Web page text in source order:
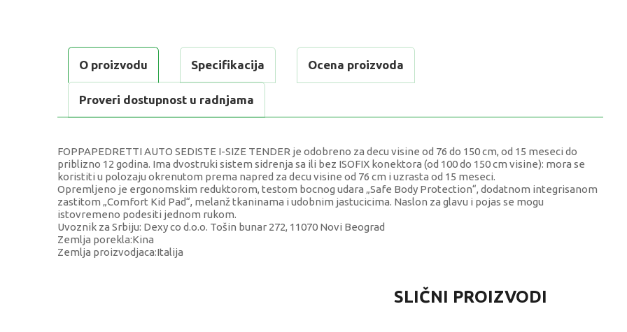
O proizvodu Specifikacija Ocena proizvoda
Proveri dostupnost u radnjama
FOPPAPEDRETTI AUTO SEDISTE I-SIZE TENDER je odobreno za decu visine od 76 do 150 cm, od 15 meseci do
priblizno 12 godina. Ima dvostruki sistem sidrenja sa ili bez ISOFIX konektora (od 100 do 150 cm visine): mora se
koristiti u polozaju okrenutom prema napred za decu visine od 76 cm i uzrasta od 15 meseci.
Opremljeno je ergonomskim reduktorom, testom bocnog udara „Safe Body Protection“, dodatnom integrisanom
zastitom „Comfort Kid Pad“, melanž tkaninama i udobnim jastucicima. Naslon za glavu i pojas se mogu
istovremeno podesiti jednom rukom.
Uvoznik za Srbiju: Dexy co d.o.o. Tošin bunar 272, 11070 Novi Beograd
Zemlja porekla:Kina
Zemlja proizvodjaca:Italija
Sedište 76-150cm
SLIČNI PROIZVODI